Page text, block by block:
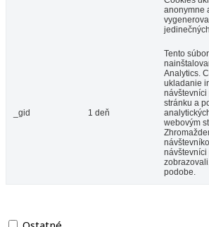
anonymne
_gid 1 deň
Tento
Analytics.
ukladanie
stránku a
webovým
návštevníci
podobe.